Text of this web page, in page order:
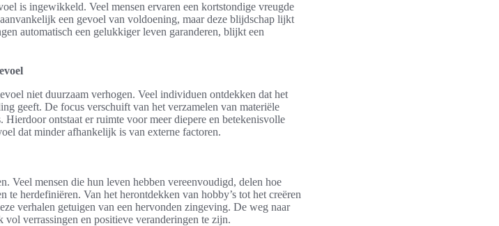
is ingewikkeld. Veel mensen ervaren een kortstondige vreugde
een gevoel van voldoening, maar deze blijdschap lijkt
automatisch een gelukkiger leven garanderen, blijkt een
niet duurzaam verhogen. Veel individuen ontdekken dat het
geeft. De focus verschuift van het verzamelen van materiële
Hierdoor ontstaat er ruimte voor meer diepere en betekenisvolle
dat minder afhankelijk is van externe factoren.
Veel mensen die hun leven hebben vereenvoudigd, delen hoe
herdefiniëren. Van het herontdekken van hobby’s tot het creëren
verhalen getuigen van een hervonden zingeving. De weg naar
verrassingen en positieve veranderingen te zijn.